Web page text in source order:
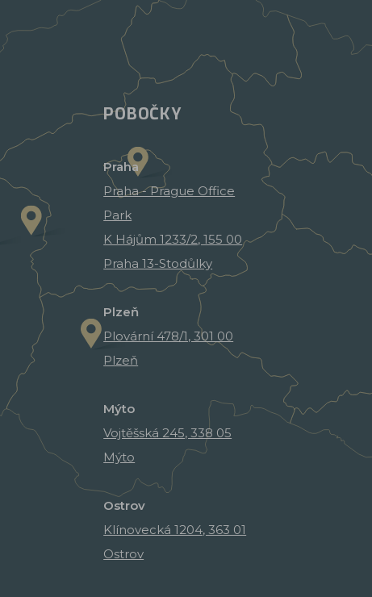
POBOČKY
Praha
Praha - Prague Office
Park
K Hájům 1233/2, 155 00
Praha 13-Stodůlky
Plzeň
Plovární 478/1, 301 00
Plzeň
Mýto
Vojtěšská 245, 338 05
Mýto
Ostrov
Klínovecká 1204, 363 01
Ostrov